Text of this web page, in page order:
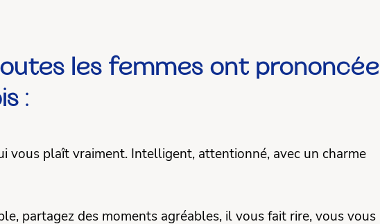
les femmes ont prononcée
:
vous plaît vraiment. Intelligent, attentionné, avec un charme
partagez des moments agréables, il vous fait rire, vous vous